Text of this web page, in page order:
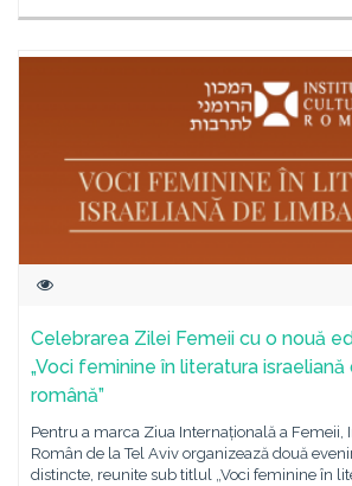
Celebrarea Zilei Femeii cu o nouă
„Voci feminine în literatura
română”
Pentru a marca Ziua Internațională a Femeii,
Român de la Tel Aviv organizează două
distincte, reunite sub titlul „Voci feminine în